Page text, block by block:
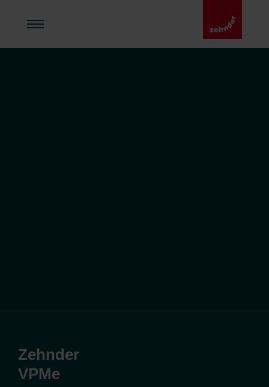
Zehnder
VPMe